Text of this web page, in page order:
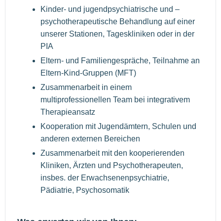
Kinder- und jugendpsychiatrische und –
psychotherapeutische Behandlung auf einer
unserer Stationen, Tageskliniken oder in der
PIA
Eltern- und Familiengespräche, Teilnahme an
Eltern-Kind-Gruppen (MFT)
Zusammenarbeit in einem
multiprofessionellen Team bei integrativem
Therapieansatz
Kooperation mit Jugendämtern, Schulen und
anderen externen Bereichen
Zusammenarbeit mit den kooperierenden
Kliniken, Ärzten und Psychotherapeuten,
insbes. der Erwachsenenpsychiatrie,
Pädiatrie, Psychosomatik